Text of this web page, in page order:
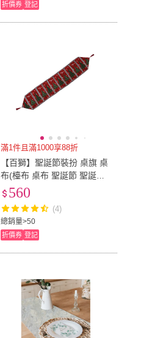
折價券 登記
滿1件且滿1000享88折
【百獅】聖誕節裝扮 桌旗 桌
布(檯布 桌布 聖誕節 聖誕桌
布 裝飾)
總銷量>50
560
(4)
折價券 登記